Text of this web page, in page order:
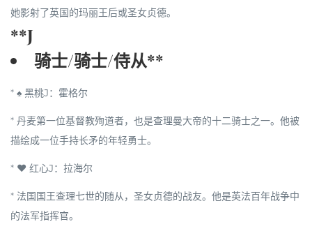
她影射了英国的玛丽王后或圣女贞德。
**J
骑士/骑士/侍从**
* ♠ 黑桃J： 霍格尔
* 丹麦第一位基督教殉道者，也是查理曼大帝的十二骑士之一。他被
描绘成一位手持长矛的年轻勇士。
* ♥ 红心J： 拉海尔
* 法国国王查理七世的随从，圣女贞德的战友。他是英法百年战争中
的法军指挥官。